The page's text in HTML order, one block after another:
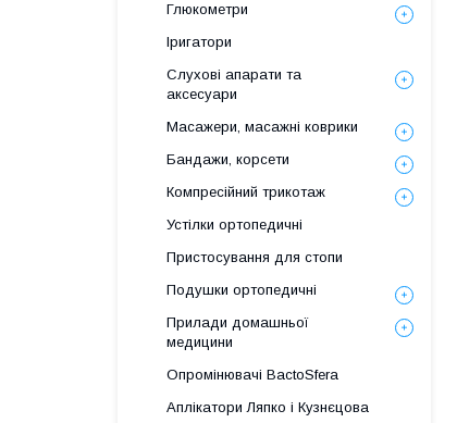
Глюкометри
Іригатори
Слухові апарати та
аксесуари
Масажери, масажні коврики
Бандажи, корсети
Компресійний трикотаж
Устілки ортопедичні
Пристосування для стопи
Подушки ортопедичні
Прилади домашньої
медицини
Опромінювачі BactoSfera
Аплікатори Ляпко і Кузнєцова